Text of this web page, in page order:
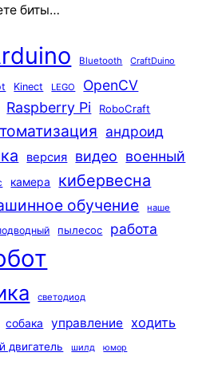
биты…
Bluetooth CraftDuino
Kinect LEGO OpenCV
Raspberry Pi RoboCraft
андроид
версия видео военный
камера кибервесна
обучение наше
пылесос работа
светодиод
собака управление ходить
двигатель шилд юмор